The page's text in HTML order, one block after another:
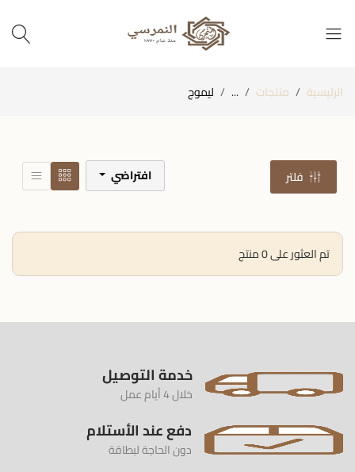
الرئيسية منتجات ... ليموج
فلتر افتراضي
تم العثور على 0 منتج
خدمة التوصيل
خلال 4 أيام عمل
دفع عند الأستلام
دون الحاجة لبطاقة